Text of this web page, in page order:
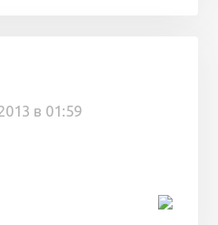
в 01:59